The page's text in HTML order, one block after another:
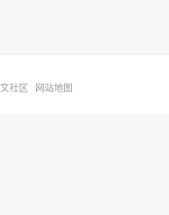
社区 网站地图